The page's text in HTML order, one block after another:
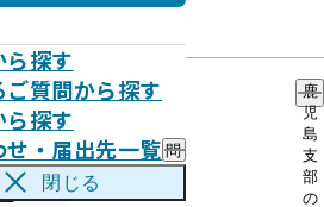
ら探す
ご質問から探す
ら探す
せ・届出先一覧 問
い
閉じる
導のご案内
鹿
児
島
支
部
の
内
案内
部評議会
令和7年度 第3回全国健康保険協会